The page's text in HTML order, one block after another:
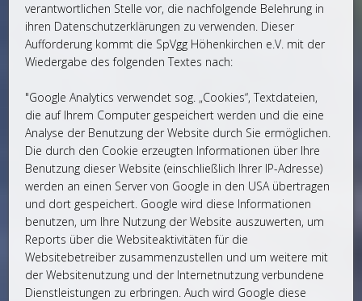
verantwortlichen Stelle vor, die nachfolgende Belehrung in
ihren Datenschutzerklärungen zu verwenden. Dieser
Aufforderung kommt die SpVgg Höhenkirchen e.V. mit der
Wiedergabe des folgenden Textes nach:
"Google Analytics verwendet sog. „Cookies“, Textdateien,
die auf Ihrem Computer gespeichert werden und die eine
Analyse der Benutzung der Website durch Sie ermöglichen.
Die durch den Cookie erzeugten Informationen über Ihre
Benutzung dieser Website (einschließlich Ihrer IP-Adresse)
werden an einen Server von Google in den USA übertragen
und dort gespeichert. Google wird diese Informationen
benutzen, um Ihre Nutzung der Website auszuwerten, um
Reports über die Websiteaktivitäten für die
Websitebetreiber zusammenzustellen und um weitere mit
der Websitenutzung und der Internetnutzung verbundene
Dienstleistungen zu erbringen. Auch wird Google diese